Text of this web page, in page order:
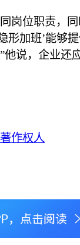
位职责，同
形加班’能够
他说，企业还
作权人